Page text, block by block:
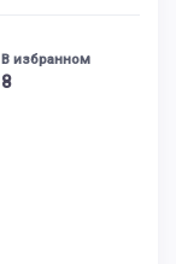
В избранном
8